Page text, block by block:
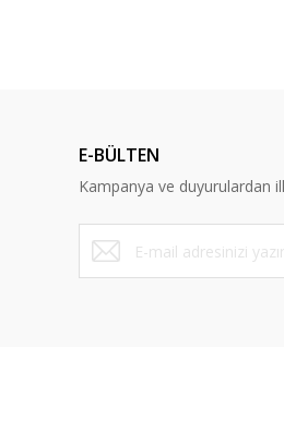
Y... A... | 10/09/2023
Deneyimini Paylaş
E-BÜLTEN
Kampanya ve duyurulardan